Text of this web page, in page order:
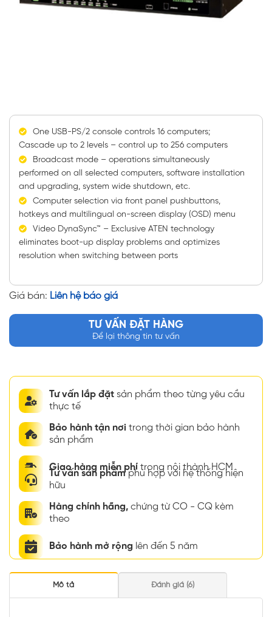
One USB-PS/2 console controls 16 computers;
Cascade up to 2 levels – control up to 256 computers
Broadcast mode – operations simultaneously
performed on all selected computers, software installation
and upgrading, system wide shutdown, etc.
Computer selection via front panel pushbuttons,
hotkeys and multilingual on-screen display (OSD) menu
Video DynaSync™ – Exclusive ATEN technology
eliminates boot-up display problems and optimizes
resolution when switching between ports
Giá bán: Liên hệ báo giá
TƯ VẤN ĐẶT HÀNG
Để lại thông tin tư vấn
Tư vấn lắp đặt sản phẩm theo từng yêu cầu
thực tế
Bảo hành tận nơi trong thời gian bảo hành
sản phẩm
Giao hàng miễn phí trong nội thành HCM
Tư vấn sản phẩmphù hợp với hệ thống hiện
hữu
Hàng chính hãng, chứng từ CO - CQ kèm
theo
Bảo hành mở rộng lên đến 5 năm
Mô tả Đánh giá (6)